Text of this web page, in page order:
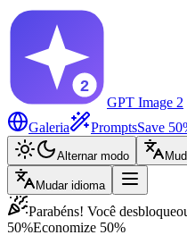
GPT Image 2
Galeria
PromptsSave
Alternar modo
Mudar idioma
Parabéns! Você
50%Economize 50%